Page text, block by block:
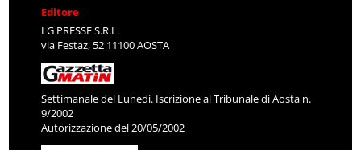
Editore
LG PRESSE S.R.L.
via Festaz, 52 11100 AOSTA
Settimanale del Lunedì. Iscrizione al Tribunale di Aosta n.
9/2002
Autorizzazione del 20/05/2002